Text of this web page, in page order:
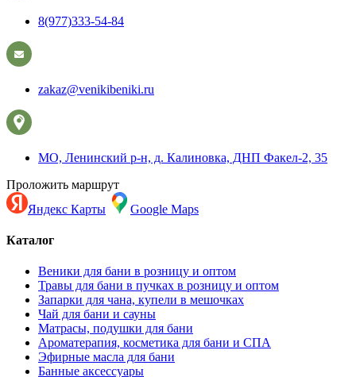
8(977)333-54-84
zakaz@venikibeniki.ru
МО, Ленинский р-н, д. Калиновка, ДНП Факел-2, 35
Проложить маршрут
Яндекс Карты
Google Maps
Каталог
Веники для бани в розницу и оптом
Травы для бани в пучках в розницу и оптом
Запарки для чана, купели в мешочках
Чай для бани и сауны
Матрасы, подушки для бани
Ароматерапия, косметика для бани и СПА
Эфирные масла для бани
Банные аксессуары